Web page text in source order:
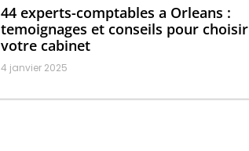
44 experts-comptables a Orleans :
temoignages et conseils pour choisir
votre cabinet
4 janvier 2025